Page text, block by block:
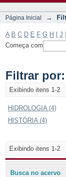
Página Inicial →
A B C D E F G H J
Começa com
Filtrar
Exibindo itens 1-2
HIDROLOGIA (4)
HISTÓRIA (4)
Exibindo itens 1-2
Busca no acervo